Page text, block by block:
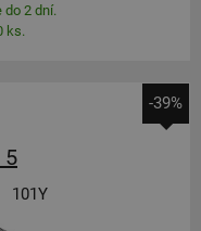
do 2 dní.
ks.
-39%
5
101Y